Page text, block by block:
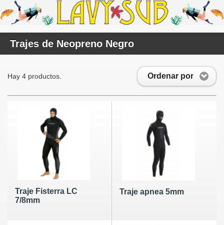
Trajes de Neopreno Negro
Ordenar por
Hay 4 productos.
Traje Fisterra LC
7/8mm
Traje apnea 5mm